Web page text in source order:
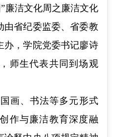
廉洁文化周之廉洁文化
由省纪委监委、省委教
办，学院党委书记廖诗
师生代表共同到场观
画、书法等多元形式
作与廉洁教育深度融